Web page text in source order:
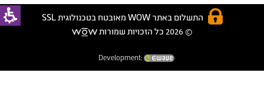
התשלום באתר WOW מאובטח בטכנולוגית SSL
© 2026 כל הזכויות שמורות
Development: